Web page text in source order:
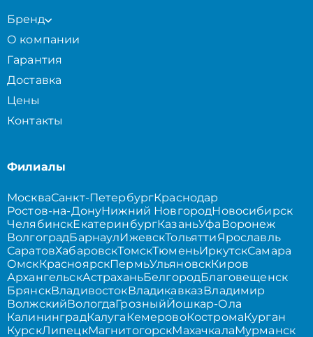
Бренд
О компании
Гарантия
Доставка
Цены
Контакты
Филиалы
МоскваСанкт-ПетербургКраснодар
Ростов-на-ДонуНижний НовгородНовосибирск
ЧелябинскЕкатеринбургКазаньУфаВоронеж
ВолгоградБарнаулИжевскТольяттиЯрославль
СаратовХабаровскТомскТюменьИркутскСамара
ОмскКрасноярскПермьУльяновскКиров
АрхангельскАстраханьБелгородБлаговещенск
БрянскВладивостокВладикавказВладимир
ВолжскийВологдаГрозныйЙошкар-Ола
КалининградКалугаКемеровоКостромаКурган
КурскЛипецкМагнитогорскМахачкалаМурманск